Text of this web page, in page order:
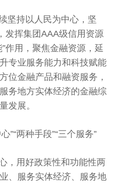
坚持以人民为中心，坚
发挥集团AAA级信用资源
作用，聚焦金融资源，延
专业服务能力和科技赋能
位金融产品和融资服务，
务地方实体经济的金融综
发展。
两种手段”“三个服务”
，用好政策性和功能性两
、服务实体经济、服务地